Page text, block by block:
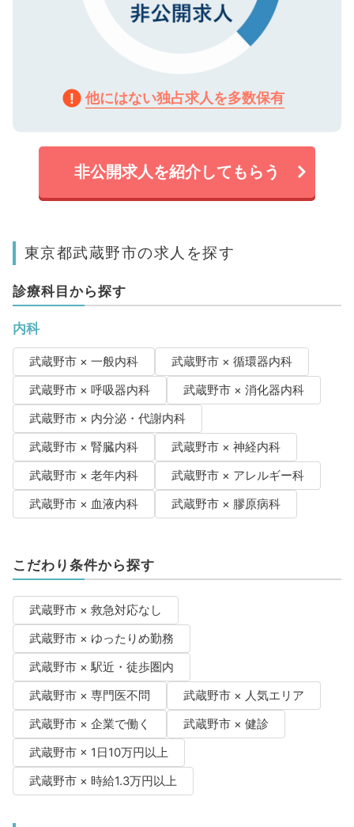
他にはない独占求人を多数保有
非公開求人を紹介してもらう
東京都武蔵野市の求人を探す
診療科目から探す
内科
武蔵野市 × 一般内科
武蔵野市 × 循環器内科
武蔵野市 × 呼吸器内科
武蔵野市 × 消化器内科
武蔵野市 × 内分泌・代謝内科
武蔵野市 × 腎臓内科
武蔵野市 × 神経内科
武蔵野市 × 老年内科
武蔵野市 × アレルギー科
武蔵野市 × 血液内科
武蔵野市 × 膠原病科
こだわり条件から探す
武蔵野市 × 救急対応なし
武蔵野市 × ゆったりめ勤務
武蔵野市 × 駅近・徒歩圏内
武蔵野市 × 専門医不問
武蔵野市 × 人気エリア
武蔵野市 × 企業で働く
武蔵野市 × 健診
武蔵野市 × 1日10万円以上
武蔵野市 × 時給1.3万円以上